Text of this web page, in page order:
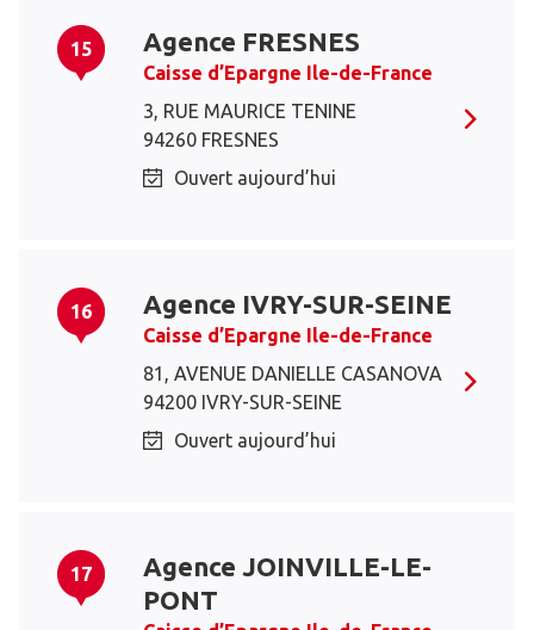
15 Agence FRESNES
Caisse d’Epargne Ile-de-France
3, RUE MAURICE TENINE
94260 FRESNES
Ouvert aujourd’hui
16 Agence IVRY-SUR-SEINE
Caisse d’Epargne Ile-de-France
81, AVENUE DANIELLE CASANOVA
94200 IVRY-SUR-SEINE
Ouvert aujourd’hui
17
Agence JOINVILLE-LE-
PONT